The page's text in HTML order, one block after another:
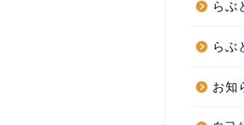
らぶ
らぶ
お知